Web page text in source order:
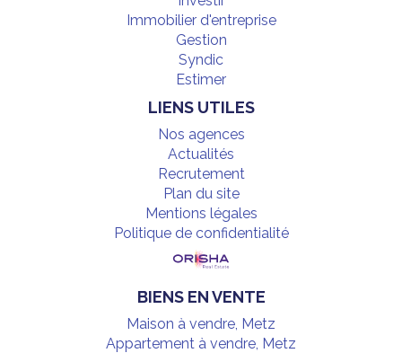
Immobilier d'entreprise
Gestion
Syndic
Estimer
LIENS UTILES
Nos agences
Actualités
Recrutement
Plan du site
Mentions légales
Politique de confidentialité
BIENS EN VENTE
Maison à vendre, Metz
Appartement à vendre, Metz